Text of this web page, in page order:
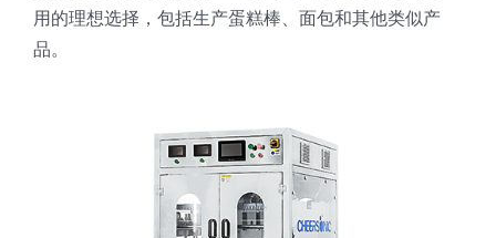
面团
人才招聘
联系我们
用的理想选择，包括生产蛋糕棒、面包和其他类似产
品。